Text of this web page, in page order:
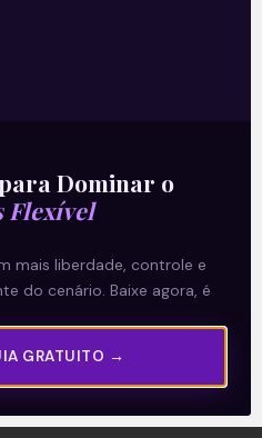
Dominar o
Flexível
mais liberdade, controle e
do cenário. Baixe agora, é
GRATUITO →